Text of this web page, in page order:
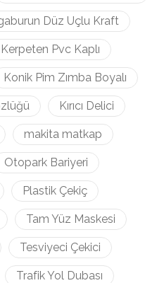
Düz Uçlu Kraft
Kerpeten Pvc Kaplı
Konik Pim Zımba Boyalı
Kırıcı Delici
makita matkap
Otopark Bariyeri
Plastik Çekiç
Tam Yüz Maskesi
Tesviyeci Çekici
Trafik Yol Dubası